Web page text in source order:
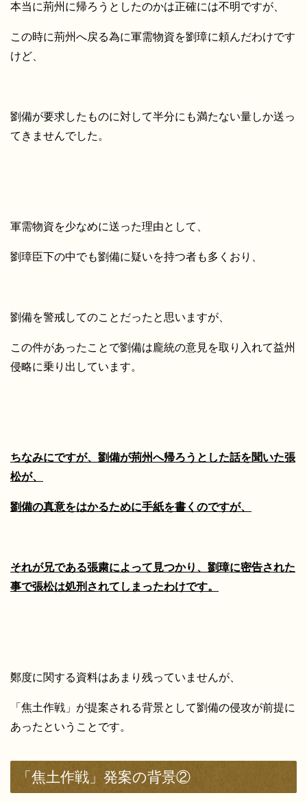
本当に荊州に帰ろうとしたのかは正確には不明ですが、
この時に荊州へ戻る為に軍需物資を劉璋に頼んだわけです
けど、
劉備が要求したものに対して半分にも満たない量しか送っ
てきませんでした。
軍需物資を少なめに送った理由として、
劉璋臣下の中でも劉備に疑いを持つ者も多くおり、
劉備を警戒してのことだったと思いますが、
この件があったことで劉備は龐統の意見を取り入れて益州
侵略に乗り出しています。
ちなみにですが、劉備が荊州へ帰ろうとした話を聞いた張
松が、
劉備の真意をはかるために手紙を書くのですが、
それが兄である張粛によって見つかり、劉璋に密告された
事で張松は処刑されてしまったわけです。
鄭度に関する資料はあまり残っていませんが、
「焦土作戦」が提案される背景として劉備の侵攻が前提に
あったということです。
「焦土作戦」発案の背景②